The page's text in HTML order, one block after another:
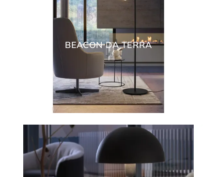
BEACON DA TERRA